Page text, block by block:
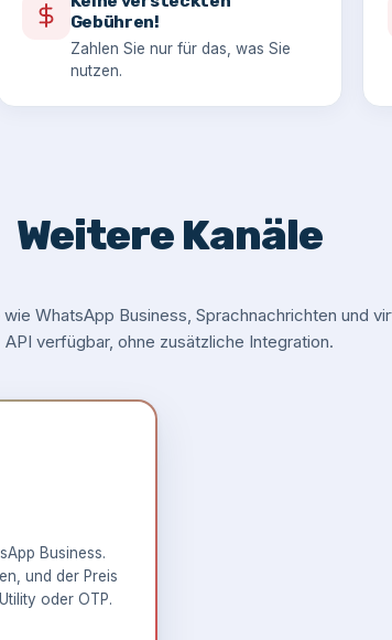
Gebühren!
Zahlen Sie nur für das, was Sie
nutzen.
Weitere Kanäle
WhatsApp Business, Sprachnachrichten und
API verfügbar, ohne zusätzliche Integration.
Business.
und der Preis
oder OTP.